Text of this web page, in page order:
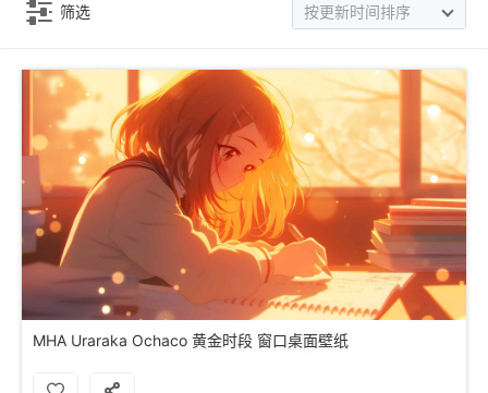
筛选 按更新时间排序
MHA Uraraka Ochaco 黄金时段 窗口桌面壁纸